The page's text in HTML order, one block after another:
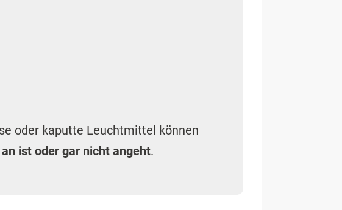
oder kaputte Leuchtmittel können
ist oder gar nicht angeht.